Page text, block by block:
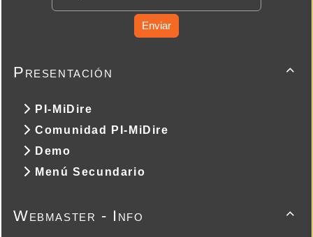
Enviar

Presentación
PI-MiDire
Comunidad PI-MiDire
Demo
Menú Secundario

Webmaster - Info